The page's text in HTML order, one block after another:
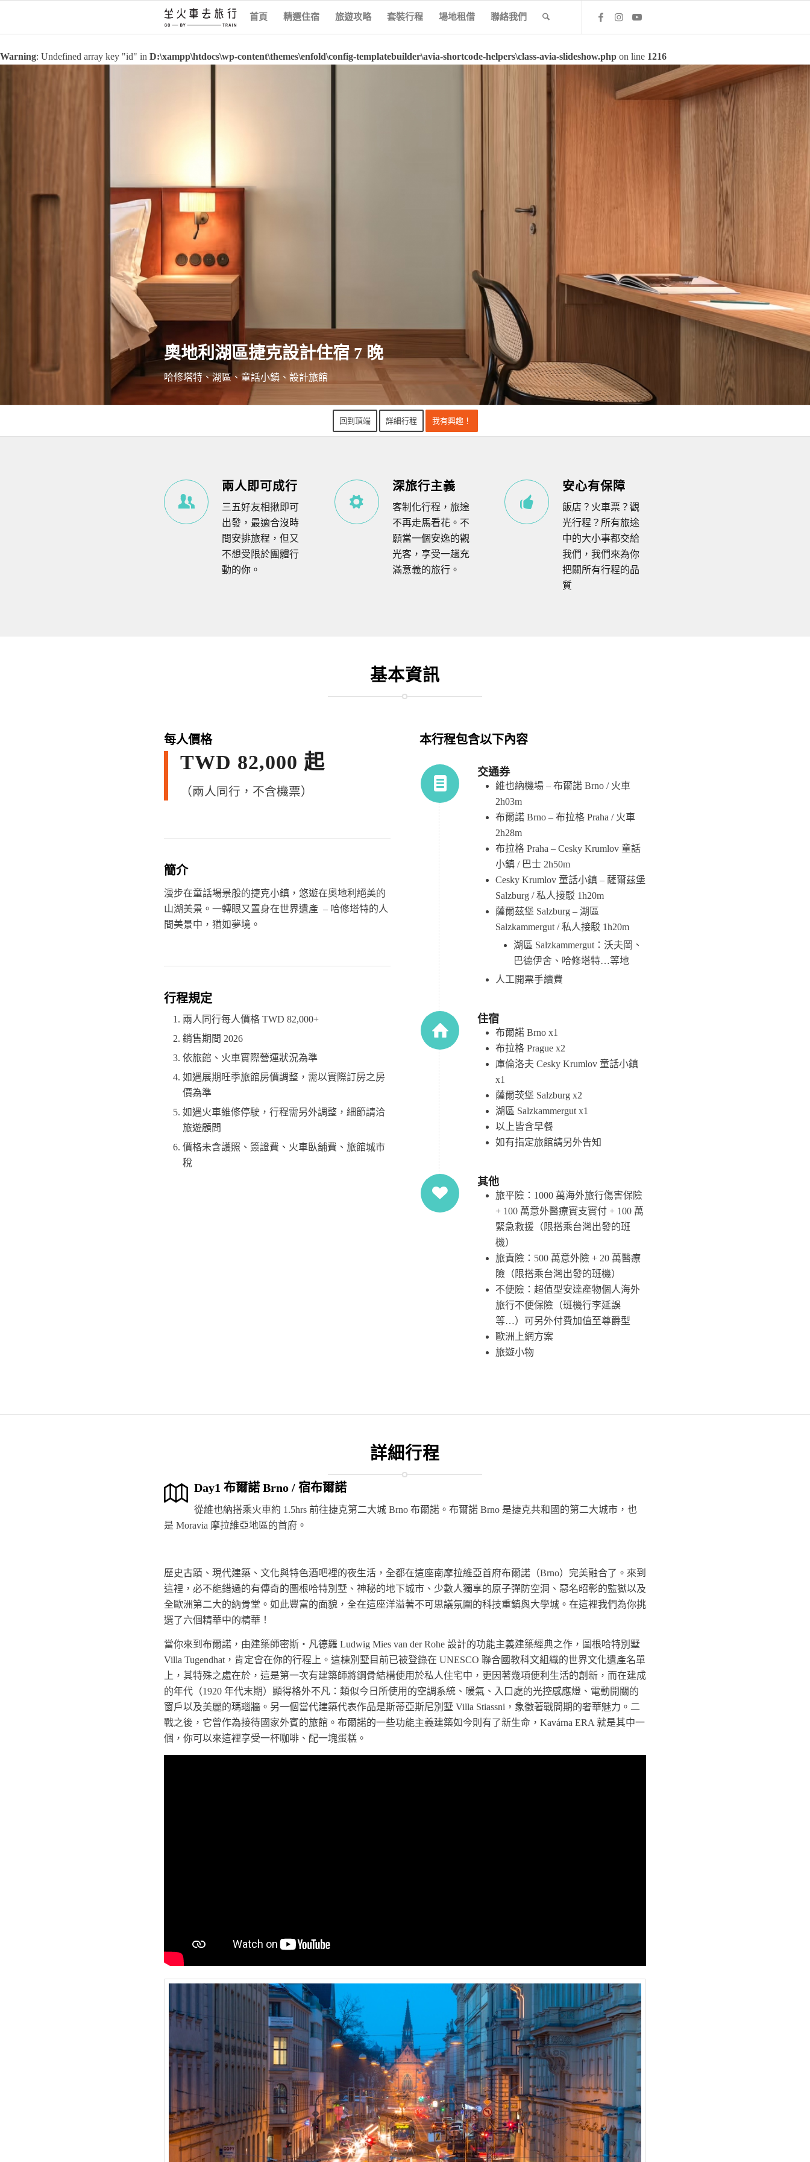
首頁 精選住宿 旅遊攻略 套裝行程 場地租借 聯絡我們
Warning: Undefined array key "id" in D:\xampp\htdocs\wp-content\themes\enfold\config-templatebuilder\avia-shortcode-helpers\class-avia-slideshow.php on line 1216
奧地利湖區捷克設計住宿 7 晚
哈修塔特、湖區、童話小鎮、設計旅館
回到頂端 詳細行程 我有興趣！
兩人即可成行
三五好友相揪即可
出發，最適合沒時
間安排旅程，但又
不想受限於團體行
動的你。
深旅行主義
客制化行程，旅途
不再走馬看花。不
願當一個安逸的觀
光客，享受一趟充
滿意義的旅行。
安心有保障
飯店？火車票？觀
光行程？所有旅途
中的大小事都交給
我們，我們來為你
把關所有行程的品
質
基本資訊
每人價格
TWD 82,000 起
（兩人同行，不含機票）
簡介
漫步在童話場景般的捷克小鎮，悠遊在奧地利絕美的
山湖美景。一轉眼又置身在世界遺產 – 哈修塔特的人
間美景中，猶如夢境。
行程規定
兩人同行每人價格 TWD 82,000+
銷售期間 2026
依旅館、火車實際營運狀況為準
如遇展期旺季旅館房價調整，需以實際訂房之房
價為準
如遇火車維修停駛，行程需另外調整，細節請洽
旅遊顧問
價格未含護照、簽證費、火車臥舖費、旅館城市
稅
本行程包含以下內容
交通券
維也納機場 – 布爾諾 Brno / 火車
2h03m
布爾諾 Brno – 布拉格 Praha / 火車
2h28m
布拉格 Praha – Cesky Krumlov 童話
小鎮 / 巴士 2h50m
Cesky Krumlov 童話小鎮 – 薩爾茲堡
Salzburg / 私人接駁 1h20m
薩爾茲堡 Salzburg – 湖區
Salzkammergut / 私人接駁 1h20m
湖區 Salzkammergut：沃夫岡、
巴德伊舍、哈修塔特…等地
人工開票手續費
住宿
布爾諾 Brno x1
布拉格 Prague x2
庫倫洛夫 Cesky Krumlov 童話小鎮
x1
薩爾茨堡 Salzburg x2
湖區 Salzkammergut x1
以上皆含早餐
如有指定旅館請另外告知
其他
旅平險：1000 萬海外旅行傷害保險
+ 100 萬意外醫療實支實付 + 100 萬
緊急救援（限搭乘台灣出發的班
機）
旅責險：500 萬意外險 + 20 萬醫療
險（限搭乘台灣出發的班機）
不便險：超值型安達產物個人海外
旅行不便保險（班機行李延誤
等…）可另外付費加值至尊爵型
歐洲上網方案
旅遊小物
詳細行程
Day1 布爾諾 Brno / 宿布爾諾
從維也納搭乘火車約 1.5hrs 前往捷克第二大城 Brno 布爾諾。布爾諾 Brno 是捷克共和國的第二大城市，也
是 Moravia 摩拉維亞地區的首府。
歷史古蹟、現代建築、文化與特色酒吧裡的夜生活，全都在這座南摩拉維亞首府布爾諾（Brno）完美融合了。來到
這裡，必不能錯過的有傳奇的圖根哈特別墅、神秘的地下城市、少數人獨享的原子彈防空洞、惡名昭彰的監獄以及
全歐洲第二大的納骨堂。如此豐富的面貌，全在這座洋溢著不可思議氛圍的科技重鎮與大學城。在這裡我們為你挑
選了六個精華中的精華！
當你來到布爾諾，由建築師密斯‧凡德羅 Ludwig Mies van der Rohe 設計的功能主義建築經典之作，圖根哈特別墅
Villa Tugendhat，肯定會在你的行程上。這棟別墅目前已被登錄在 UNESCO 聯合國教科文組織的世界文化遺產名單
上，其特殊之處在於，這是第一次有建築師將鋼骨結構使用於私人住宅中，更因著幾項便利生活的創新，而在建成
的年代（1920 年代末期）顯得格外不凡：類似今日所使用的空調系統、暖氣、入口處的光控感應燈、電動開關的
窗戶以及美麗的瑪瑙牆。另一個當代建築代表作品是斯蒂亞斯尼別墅 Villa Stiassni，象徵著戰間期的奢華魅力。二
戰之後，它曾作為接待國家外賓的旅館。布爾諾的一些功能主義建築如今則有了新生命，Kavárna ERA 就是其中一
個，你可以來這裡享受一杯咖啡、配一塊蛋糕。